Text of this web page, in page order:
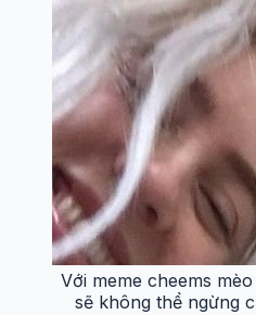
Với meme cheems
sẽ không thể ngừng